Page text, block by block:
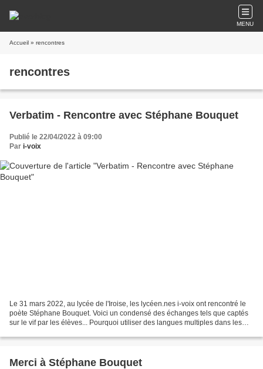
MENU
Accueil » rencontres
rencontres
Verbatim - Rencontre avec Stéphane Bouquet
Publié le 22/04/2022 à 09:00
Par i-voix
Le 31 mars 2022, au lycée de l'Iroise, les lycéen.nes i-voix ont rencontré le
poète Stéphane Bouquet. Voici un condensé des échanges tels que captés
sur le vif par les élèves... Pourquoi utiliser des langues multiples dans les
Merci à Stéphane Bouquet